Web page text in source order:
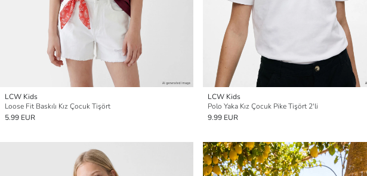
LCW Kids
Loose Fit Baskılı Kız Çocuk Tişört
5.99 EUR
LCW Kids
Polo Yaka Kız Çocuk Pike Tişört 2'li
9.99 EUR